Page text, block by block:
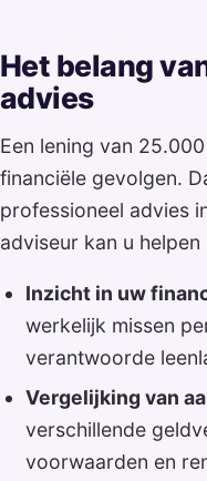
Het belang
advies
Een lening van
financiële gevolgen.
professioneel advies
adviseur kan u helpen
Inzicht in uw
werkelijk missen
verantwoorde
Vergelijking van
verschillende
voorwaarden en